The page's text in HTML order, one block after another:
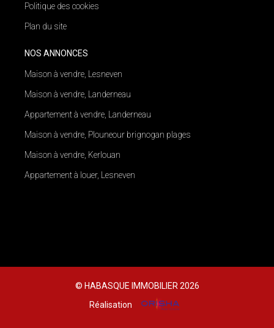
Politique des cookies
Plan du site
NOS ANNONCES
Maison à vendre, Lesneven
Maison à vendre, Landerneau
Appartement à vendre, Landerneau
Maison à vendre, Plouneour brignogan plages
Maison à vendre, Kerlouan
Appartement à louer, Lesneven
© HABASQUE IMMOBILIER 2026
Réalisation